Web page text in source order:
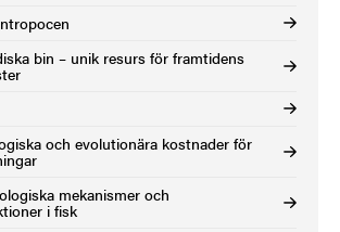
bin – unik resurs för framtidens
och evolutionära kostnader för
mekanismer och
i fisk